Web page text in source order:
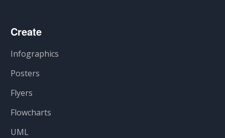
Create
Infographics
Posters
Flyers
Flowcharts
UML